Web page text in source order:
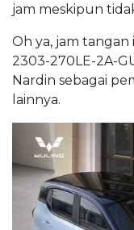
jam meskipun
Oh ya, jam
2303-270LE-2A-
Nardin sebagai
lainnya.